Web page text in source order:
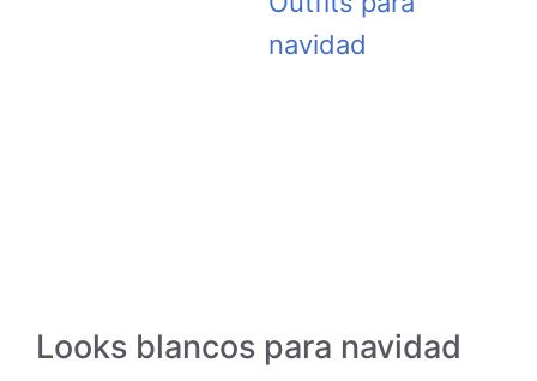
Looks blancos para navidad